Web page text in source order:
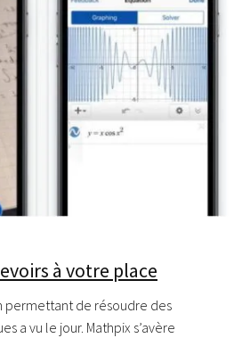
à votre place
permettant de résoudre des
a vu le jour. Mathpix s’avère